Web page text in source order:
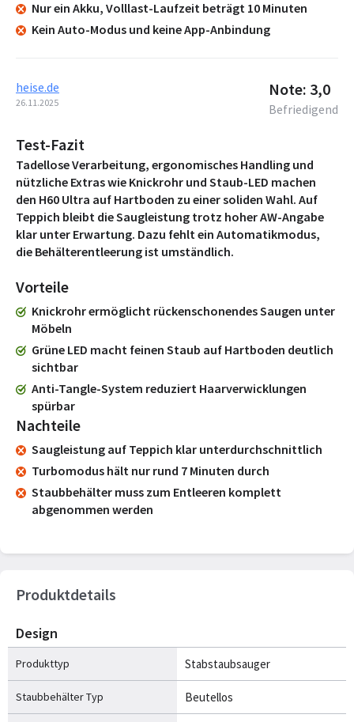
Nur ein Akku, Volllast-Laufzeit beträgt 10 Minuten
Kein Auto-Modus und keine App-Anbindung
heise.de
26.11.2025
Note: 3,0
Befriedigend
Test-Fazit
Tadellose Verarbeitung, ergonomisches Handling und
nützliche Extras wie Knick­rohr und Staub-LED machen
den H60 Ultra auf Hartboden zu einer soliden Wahl. Auf
Teppich bleibt die Saugleistung trotz hoher AW-Angabe
klar unter Erwartung. Dazu fehlt ein Automatikmodus,
die Behälterentleerung ist umständlich.
Vorteile
Knickrohr ermöglicht rückenschonendes Saugen unter
Möbeln
Grüne LED macht feinen Staub auf Hartboden deutlich
sichtbar
Anti-Tangle-System reduziert Haarverwicklungen
spürbar
Nachteile
Saugleistung auf Teppich klar unterdurchschnittlich
Turbomodus hält nur rund 7 Minuten durch
Staubbehälter muss zum Entleeren komplett
abgenommen werden
Produktdetails
Design
Produkttyp Stabstaubsauger
Staubbehälter Typ Beutellos